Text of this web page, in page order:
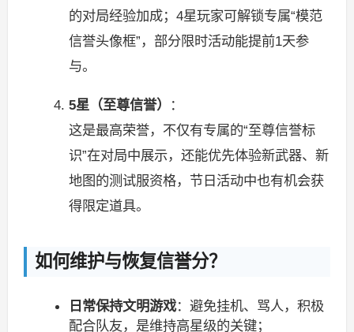
的对局经验加成；4星玩家可解锁专属“模范
信誉头像框”，部分限时活动能提前1天参
与。
5星（至尊信誉）
：
这是最高荣誉，不仅有专属的“至尊信誉标
识”在对局中展示，还能优先体验新武器、新
地图的测试服资格，节日活动中也有机会获
得限定道具。
如何维护与恢复信誉分？
日常保持文明游戏：避免挂机、骂人，积极
配合队友，是维持高星级的关键；